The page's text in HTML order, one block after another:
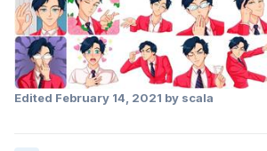
Edited February 14, 2021 by scala